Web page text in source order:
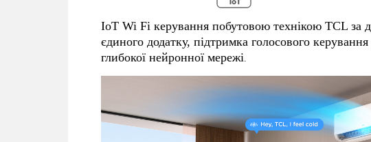
IoT Wi Fi керування побутовою технікою TCL за
єдиного додатку, підтримка голосового
глибокої нейронної мережі.